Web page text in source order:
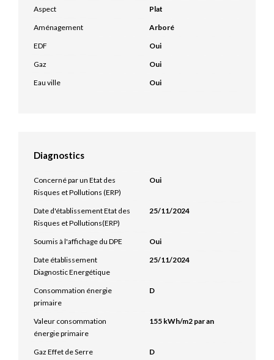
Aspect
Plat
Aménagement
Arboré
EDF
Oui
Gaz
Oui
Eau ville
Oui
Diagnostics
Concerné par un Etat des
Risques et Pollutions (ERP)
Oui
Date d'établissement Etat des
Risques et Pollutions(ERP)
25/11/2024
Soumis à l'affichage du DPE
Oui
Date établissement
Diagnostic Energétique
25/11/2024
Consommation énergie
primaire
D
Valeur consommation
énergie primaire
155 kWh/m2 par an
Gaz Effet de Serre
D